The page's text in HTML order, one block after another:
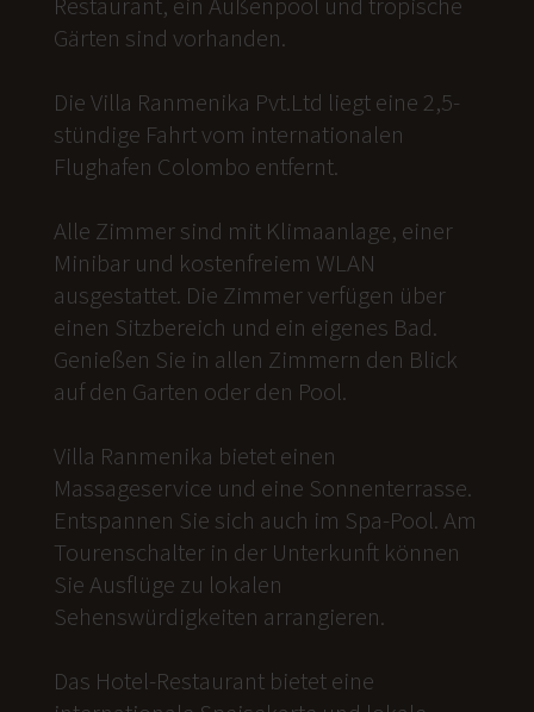
Gärten sind vorhanden.
Die Villa Ranmenika Pvt.Ltd liegt eine 2,5-
stündige Fahrt vom internationalen
Flughafen Colombo entfernt.
Alle Zimmer sind mit Klimaanlage, einer
Minibar und kostenfreiem WLAN
ausgestattet. Die Zimmer verfügen über
einen Sitzbereich und ein eigenes Bad.
Genießen Sie in allen Zimmern den Blick
auf den Garten oder den Pool.
Villa Ranmenika bietet einen
Massageservice und eine Sonnenterrasse.
Entspannen Sie sich auch im Spa-Pool. Am
Tourenschalter in der Unterkunft können
Sie Ausflüge zu lokalen
Sehenswürdigkeiten arrangieren.
Das Hotel-Restaurant bietet eine